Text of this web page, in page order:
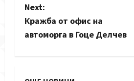
n
a
Next:
Кражба от офис на
автоморга в Гоце Делчев